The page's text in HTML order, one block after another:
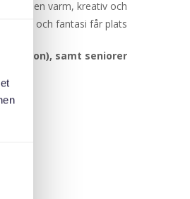
dela en varm, kreativ och
skratt och fantasi får plats.
syskon), samt seniorer.